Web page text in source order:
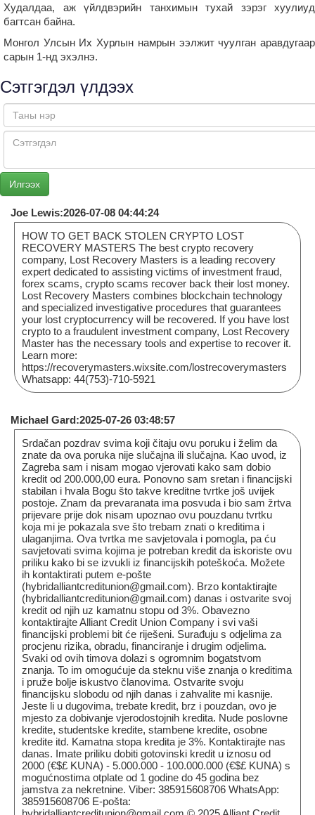
Худалдаа, аж үйлдвэрийн танхимын тухай зэрэг хуулиуд
багтсан байна.
Монгол Улсын Их Хурлын намрын ээлжит чуулган аравдугаар
сарын 1-нд эхэлнэ.
Сэтгэгдэл үлдээх
Joe Lewis:2026-07-08 04:44:24
HOW TO GET BACK STOLEN CRYPTO LOST
RECOVERY MASTERS The best crypto recovery
company, Lost Recovery Masters is a leading recovery
expert dedicated to assisting victims of investment fraud,
forex scams, crypto scams recover back their lost money.
Lost Recovery Masters combines blockchain technology
and specialized investigative procedures that guarantees
your lost cryptocurrency will be recovered. If you have lost
crypto to a fraudulent investment company, Lost Recovery
Master has the necessary tools and expertise to recover it.
Learn more:
https://recoverymasters.wixsite.com/lostrecoverymasters
Whatsapp: 44(753)-710-5921
Michael Gard:2025-07-26 03:48:57
Srdačan pozdrav svima koji čitaju ovu poruku i želim da
znate da ova poruka nije slučajna ili slučajna. Kao uvod, iz
Zagreba sam i nisam mogao vjerovati kako sam dobio
kredit od 200.000,00 eura. Ponovno sam sretan i financijski
stabilan i hvala Bogu što takve kreditne tvrtke još uvijek
postoje. Znam da prevaranata ima posvuda i bio sam žrtva
prijevare prije dok nisam upoznao ovu pouzdanu tvrtku
koja mi je pokazala sve što trebam znati o kreditima i
ulaganjima. Ova tvrtka me savjetovala i pomogla, pa ću
savjetovati svima kojima je potreban kredit da iskoriste ovu
priliku kako bi se izvukli iz financijskih poteškoća. Možete
ih kontaktirati putem e-pošte
(hybridalliantcreditunion@gmail.com). Brzo kontaktirajte
(hybridalliantcreditunion@gmail.com) danas i ostvarite svoj
kredit od njih uz kamatnu stopu od 3%. Obavezno
kontaktirajte Alliant Credit Union Company i svi vaši
financijski problemi bit će riješeni. Surađuju s odjelima za
procjenu rizika, obradu, financiranje i drugim odjelima.
Svaki od ovih timova dolazi s ogromnim bogatstvom
znanja. To im omogućuje da steknu više znanja o kreditima
i pruže bolje iskustvo članovima. Ostvarite svoju
financijsku slobodu od njih danas i zahvalite mi kasnije.
Jeste li u dugovima, trebate kredit, brz i pouzdan, ovo je
mjesto za dobivanje vjerodostojnih kredita. Nude poslovne
kredite, studentske kredite, stambene kredite, osobne
kredite itd. Kamatna stopa kredita je 3%. Kontaktirajte nas
danas. Imate priliku dobiti gotovinski kredit u iznosu od
2000 (€$£ KUNA) - 5.000.000 - 100.000.000 (€$£ KUNA) s
mogućnostima otplate od 1 godine do 45 godina bez
jamstva za nekretnine. Viber: 385915608706 WhatsApp:
385915608706 E-pošta: